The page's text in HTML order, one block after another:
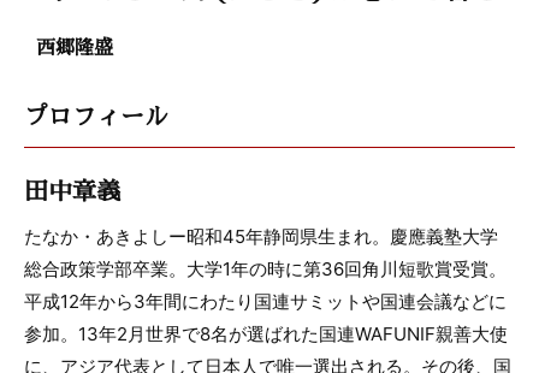
西郷隆盛
プロフィール
田中章義
たなか・あきよしー昭和45年静岡県生まれ。慶應義塾大学
総合政策学部卒業。大学1年の時に第36回角川短歌賞受賞。
平成12年から3年間にわたり国連サミットや国連会議などに
参加。13年2月世界で8名が選ばれた国連WAFUNIF親善大使
に、アジア代表として日本人で唯一選出される。その後、国